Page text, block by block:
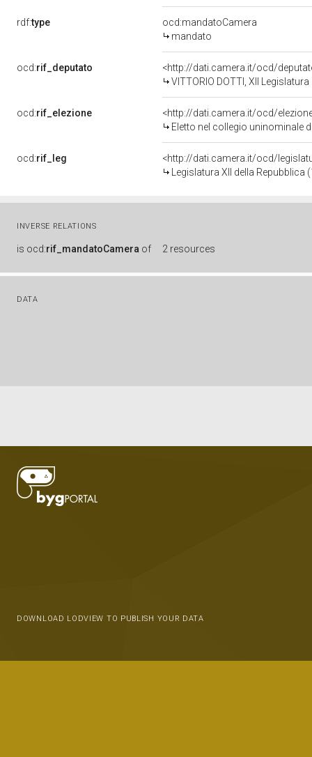
rdf:type
ocd:mandatoCamera
mandato
ocd:rif_deputato
<http://dati.camera.it/ocd/
VITTORIO DOTTI, XII
ocd:rif_elezione
<http://dati.camera.it/ocd/
Eletto nel collegio uninominale
ocd:rif_leg
<http://dati.camera.it/ocd/
Legislatura XII della
INVERSE RELATIONS
is ocd:rif_mandatoCamera of 2 resources
DATA
DOWNLOAD LODVIEW TO PUBLISH YOUR DATA